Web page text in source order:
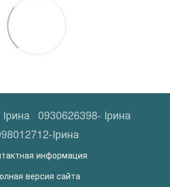
0930626398- Ірина
Ірина
информация
версия сайта